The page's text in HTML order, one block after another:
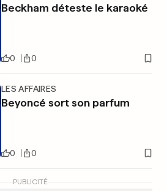
Beckham déteste le karaoké
0 0
LES AFFAIRES
Beyoncé sort son parfum
0 0
PUBLICITÉ